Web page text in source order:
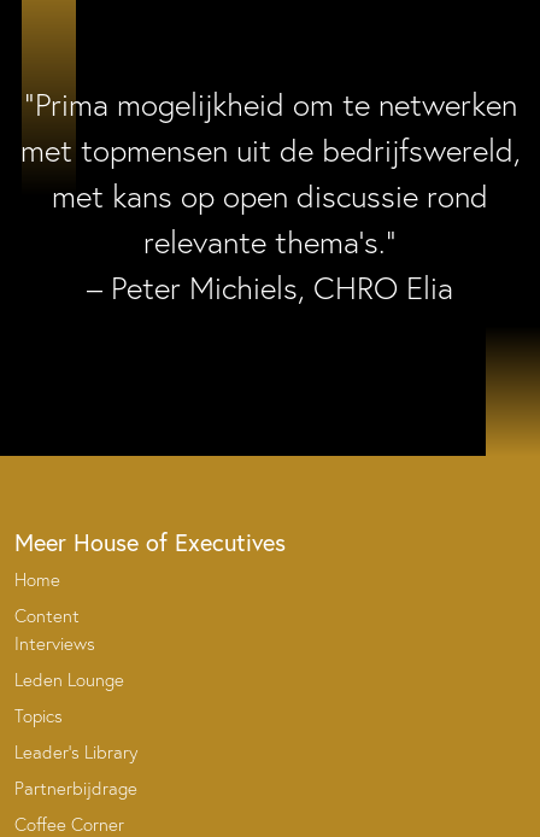
“Prima mogelijkheid om te netwerken
met topmensen uit de bedrijfswereld,
met kans op open discussie rond
relevante thema’s.”
– Peter Michiels, CHRO Elia
Meer House of Executives
Home
Content
Interviews
Leden Lounge
Topics
Leader’s Library
Partnerbijdrage
Coffee Corner